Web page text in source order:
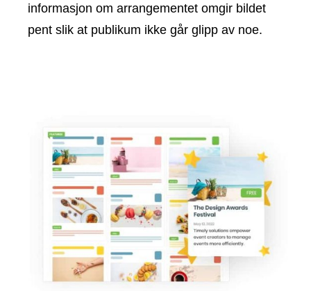
informasjon om arrangementet omgir bildet
pent slik at publikum ikke går glipp av noe.